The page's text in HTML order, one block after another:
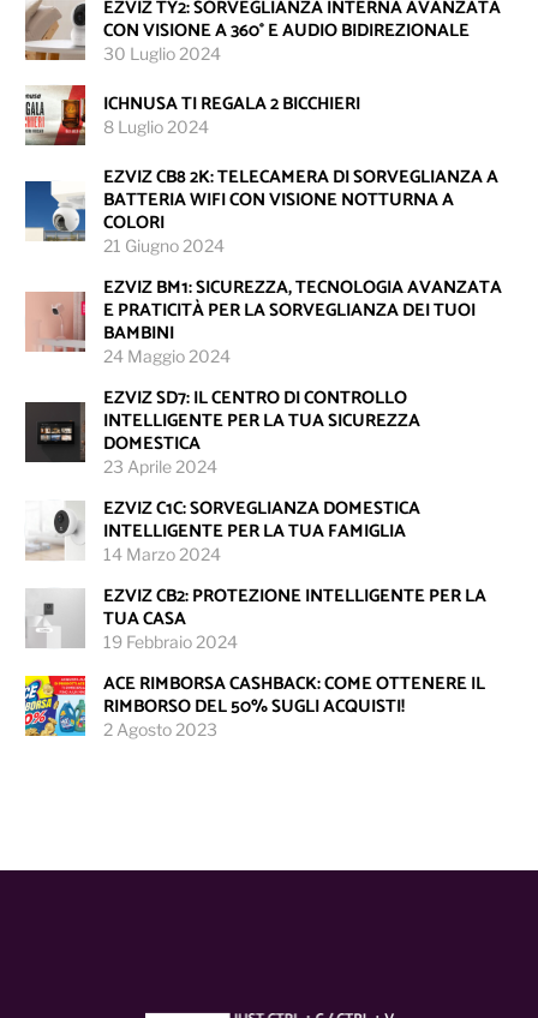
EZVIZ TY2: SORVEGLIANZA INTERNA AVANZATA
CON VISIONE A 360° E AUDIO BIDIREZIONALE
30 Luglio 2024
ICHNUSA TI REGALA 2 BICCHIERI
8 Luglio 2024
EZVIZ CB8 2K: TELECAMERA DI SORVEGLIANZA A
BATTERIA WIFI CON VISIONE NOTTURNA A
COLORI
21 Giugno 2024
EZVIZ BM1: SICUREZZA, TECNOLOGIA AVANZATA
E PRATICITÀ PER LA SORVEGLIANZA DEI TUOI
BAMBINI
24 Maggio 2024
EZVIZ SD7: IL CENTRO DI CONTROLLO
INTELLIGENTE PER LA TUA SICUREZZA
DOMESTICA
23 Aprile 2024
EZVIZ C1C: SORVEGLIANZA DOMESTICA
INTELLIGENTE PER LA TUA FAMIGLIA
14 Marzo 2024
EZVIZ CB2: PROTEZIONE INTELLIGENTE PER LA
TUA CASA
19 Febbraio 2024
ACE RIMBORSA CASHBACK: COME OTTENERE IL
RIMBORSO DEL 50% SUGLI ACQUISTI!
2 Agosto 2023